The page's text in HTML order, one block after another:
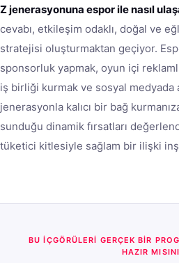
Z jenerasyonuna espor ile nasıl
cevabı, etkileşim odaklı, doğal ve
stratejisi oluşturmaktan geçiyor.
sponsorluk yapmak, oyun içi
iş birliği kurmak ve sosyal medyada
jenerasyonla kalıcı bir bağ
sunduğu dinamik fırsatları
tüketici kitlesiyle sağlam bir ilişki
BU IÇGÖRÜLERI GERÇEK BIR
HAZIR